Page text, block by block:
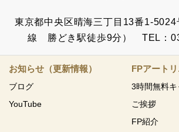
東京都中央区晴海三丁目13番1-5024
線 勝どき駅徒歩9分） TEL：
お知らせ（更新情報）
ブログ
YouTube
FPアート
3時間無料
ご挨拶
FP紹介